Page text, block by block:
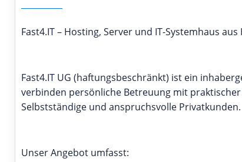
Fast4.IT – Hosting, Server und IT-Systemhaus
Fast4.IT UG (haftungsbeschränkt) ist ein
verbinden persönliche Betreuung mit
Selbstständige und anspruchsvolle Privatkunden.
Unser Angebot umfasst: